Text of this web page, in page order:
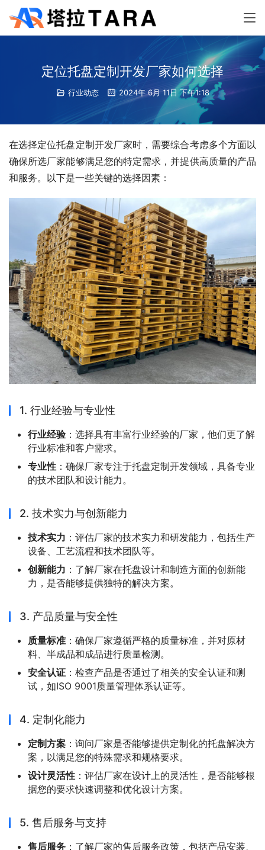
定位托盘定制开发厂家如何选择
行业动态 2024年 6月 11日 下午1:18
在选择定位托盘定制开发厂家时，需要综合考虑多个方面以
确保所选厂家能够满足您的特定需求，并提供高质量的产品
和服务。以下是一些关键的选择因素：
1. 行业经验与专业性
行业经验 ：选择具有丰富行业经验的厂家，他们更了解
行业标准和客户需求。
专业性 ：确保厂家专注于托盘定制开发领域，具备专业
的技术团队和设计能力。
2. 技术实力与创新能力
技术实力 ：评估厂家的技术实力和研发能力，包括生产
设备、工艺流程和技术团队等。
创新能力 ：了解厂家在托盘设计和制造方面的创新能
力，是否能够提供独特的解决方案。
3. 产品质量与安全性
质量标准 ：确保厂家遵循严格的质量标准，并对原材
料、半成品和成品进行质量检测。
安全认证 ：检查产品是否通过了相关的安全认证和测
试，如ISO 9001质量管理体系认证等。
4. 定制化能力
定制方案 ：询问厂家是否能够提供定制化的托盘解决方
案，以满足您的特殊需求和规格要求。
设计灵活性 ：评估厂家在设计上的灵活性，是否能够根
据您的要求快速调整和优化设计方案。
5. 售后服务与支持
售后服务 ：了解厂家的售后服务政策，包括产品安装、